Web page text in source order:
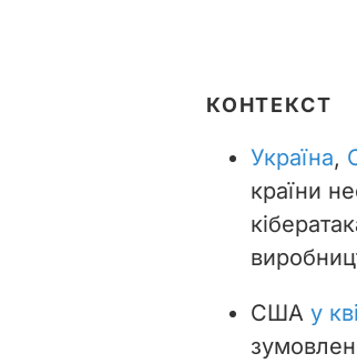
КОНТЕКСТ
Україна,
країни
США у